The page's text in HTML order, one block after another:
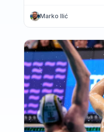
Marko Ilić